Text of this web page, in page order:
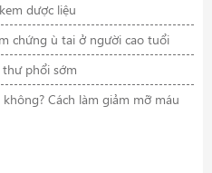
dược liệu
chứng ù tai ở người cao tuổi
phổi sớm
Cách làm giảm mỡ máu